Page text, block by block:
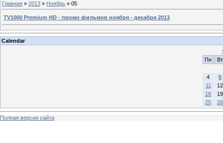
Главная » 2013 » Ноябрь » 05
TV1000 Premium HD - промо фильмов ноября - декабря 2013
Calendar
Пн
Вт
4
5
11
12
18
19
25
26
Полная версия сайта